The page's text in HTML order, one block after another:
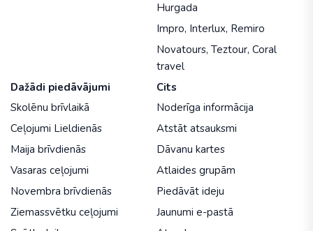
Hurgada
Impro, Interlux, Remiro
Novatours, Teztour, Coral
travel
Dažādi piedāvājumi
Skolēnu brīvlaikā
Ceļojumi Lieldienās
Maija brīvdienās
Vasaras ceļojumi
Novembra brīvdienās
Ziemassvētku ceļojumi
Cits
Noderīga informācija
Atstāt atsauksmi
Dāvanu kartes
Atlaides grupām
Piedāvāt ideju
Jaunumi e-pastā